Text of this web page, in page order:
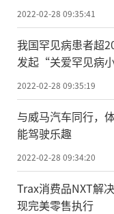
2022-02-28 09:35:41
我国罕见病患者超
发起“关爱罕见病
2022-02-28 09:35:19
与威马汽车同行，
能驾驶乐趣
2022-02-28 09:34:20
Trax消费品NXT解
现完美零售执行